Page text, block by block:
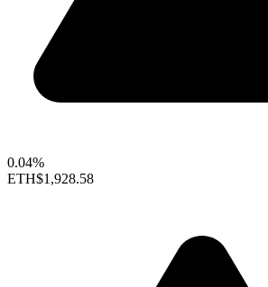
0.04%
ETH$1,928.58